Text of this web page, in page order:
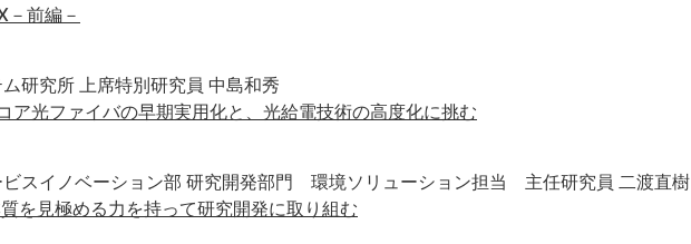
－前編－
研究所 上席特別研究員 中島和秀
ア光ファイバの早期実用化と、光給電技術の高度化に挑む
スイノベーション部 研究開発部門 環境ソリューション担当 主任研究員 二渡直樹
を見極める力を持って研究開発に取り組む